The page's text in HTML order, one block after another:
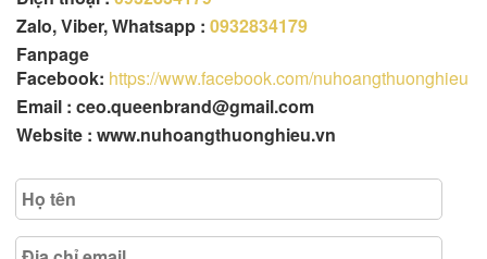
Zalo, Viber, Whatsapp : 0932834179
Fanpage
Facebook: https://www.facebook.com/nuhoangthuonghieu
Email : ceo.queenbrand@gmail.com
Website : www.nuhoangthuonghieu.vn